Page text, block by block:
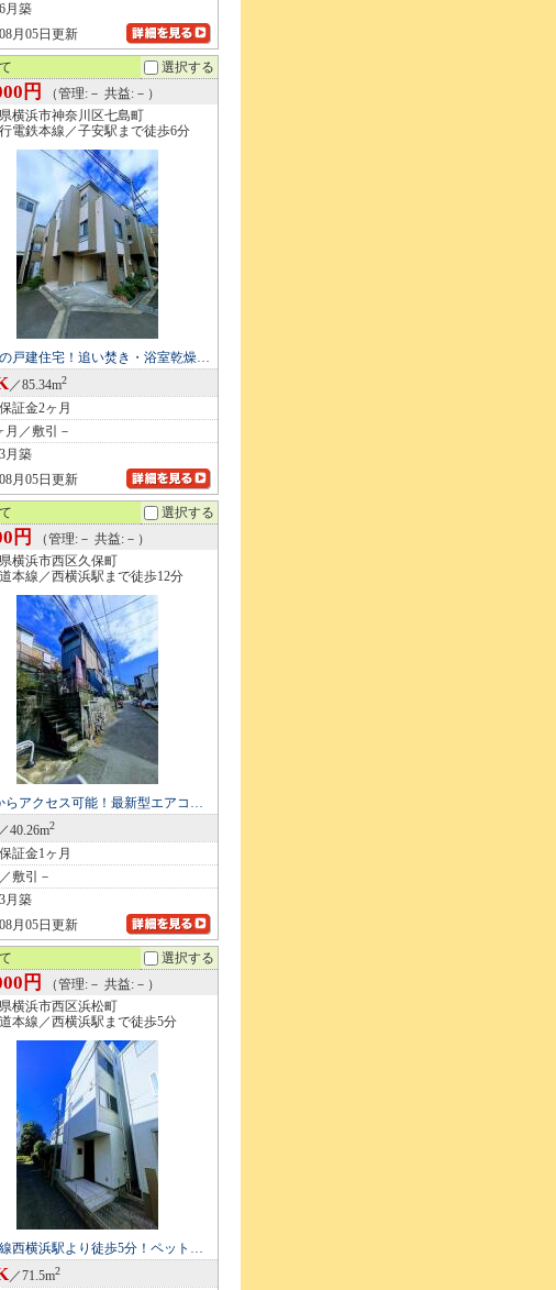
月築
月05日更新
選択する
円
（管理:－ 共益:－）
横浜市神奈川区七島町
電鉄本線／子安駅まで徒歩6分
戸建住宅！追い焚き・浴室乾燥…
／85.34m2
証金2ヶ月
月／敷引－
月築
月05日更新
選択する
円
（管理:－ 共益:－）
横浜市西区久保町
本線／西横浜駅まで徒歩12分
らアクセス可能！最新型エアコ…
／40.26m2
証金1ヶ月
敷引－
月築
月05日更新
選択する
円
（管理:－ 共益:－）
横浜市西区浜松町
本線／西横浜駅まで徒歩5分
西横浜駅より徒歩5分！ペット…
／71.5m2